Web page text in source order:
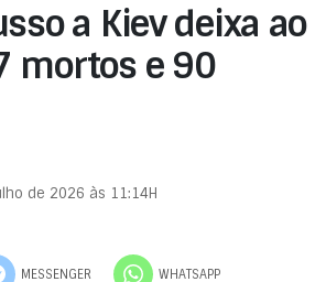
a Kiev deixa ao
mortos e 90
de 2026 às 11:14H
MESSENGER WHATSAPP